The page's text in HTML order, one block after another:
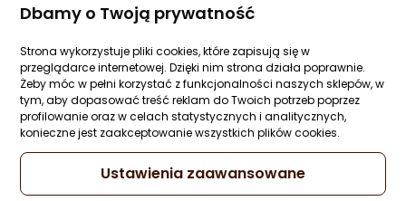
Dbamy o Twoją prywatność
Strona wykorzystuje pliki cookies, które zapisują się w
przeglądarce internetowej. Dzięki nim strona działa poprawnie.
Żeby móc w pełni korzystać z funkcjonalności naszych sklepów, w
tym, aby dopasować treść reklam do Twoich potrzeb poprzez
profilowanie oraz w celach statystycznych i analitycznych,
konieczne jest zaakceptowanie wszystkich plików cookies.
Ustawienia zaawansowane